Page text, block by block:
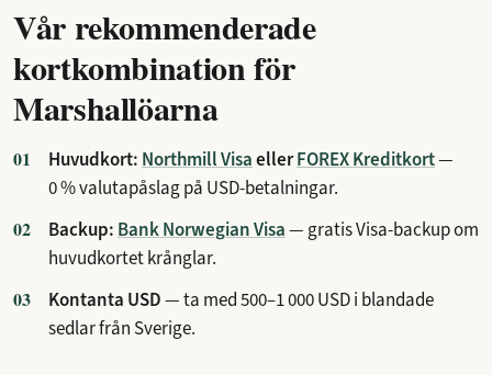
Vår rekommenderade
kortkombination för
Marshallöarna
Huvudkort: Northmill VisaellerFOREX Kreditkort—
0 % valutapåslag på USD-betalningar.
Backup: Bank Norwegian Visa— gratis Visa-backup om
huvudkortet krånglar.
Kontanta USD— ta med 500–1 000 USD i blandade
sedlar från Sverige.